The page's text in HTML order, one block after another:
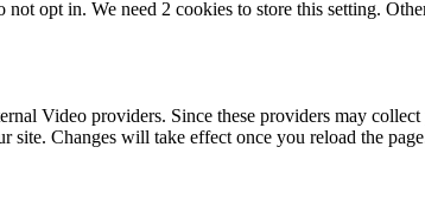
opt in. We need 2 cookies to store this setting.
Video providers. Since these providers may
site. Changes will take effect once you reload the